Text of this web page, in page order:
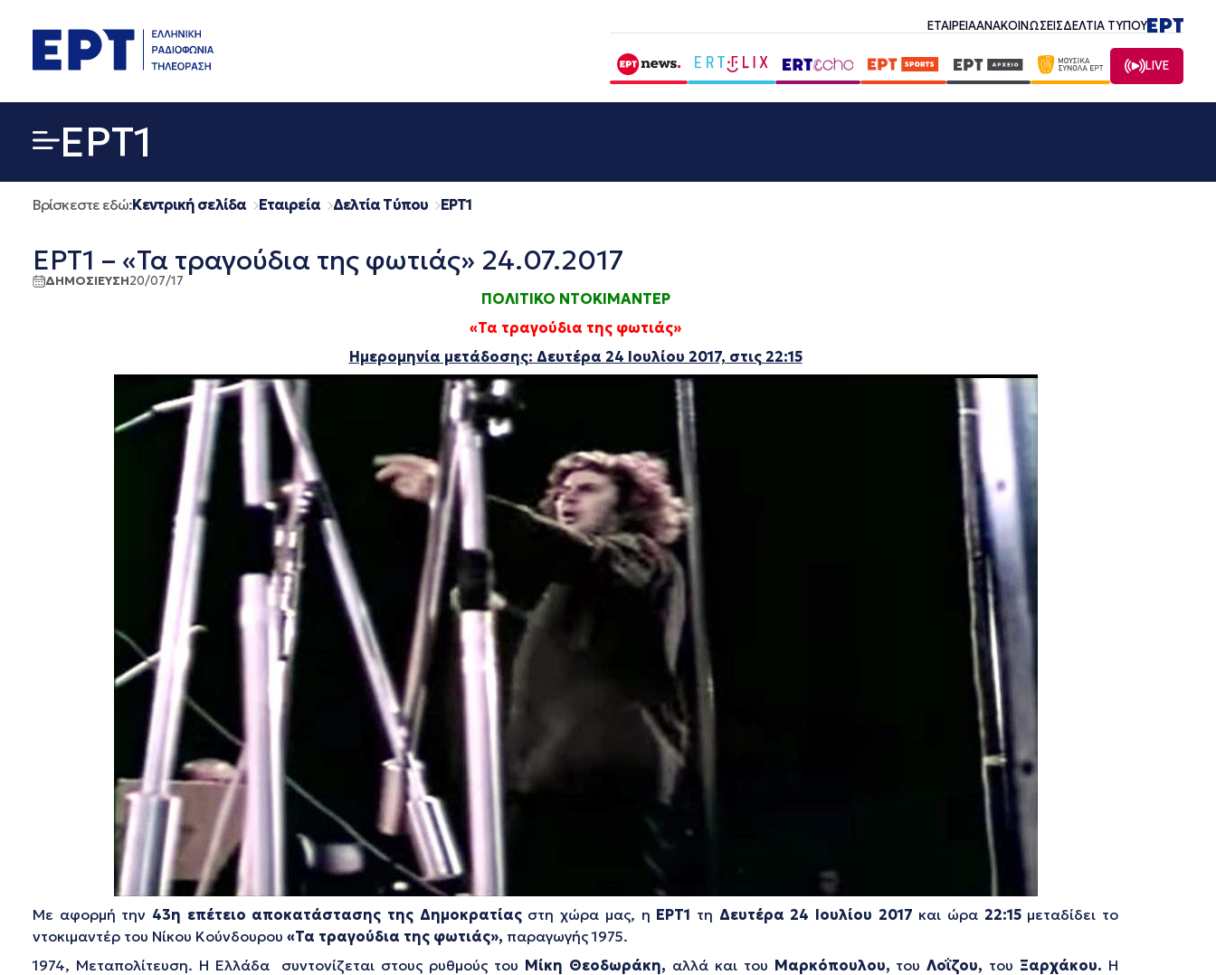
περιεχόμενο
ΕΤΑΙΡΕΙΑΑΝΑΚΟΙΝΩΣΕΙΣΔΕΛΤΙΑ ΤΥΠΟΥ
LIVE
EΡΤ1
Βρίσκεστε εδώ:Κεντρική σελίδα Εταιρεία Δελτία Τύπου EΡΤ1
ΕΡΤ1 – «Τα τραγούδια της φωτιάς» 24.07.2017
ΔΗΜΟΣΙΕΥΣΗ20/07/17
ΠΟΛΙΤΙΚΟ ΝΤΟΚΙΜΑΝΤΕΡ
«Τα τραγούδια της φωτιάς»
Ημερομηνία μετάδοσης: Δευτέρα 24 Ιουλίου 2017, στις 22:15
Με αφορμή την 43η επέτειο αποκατάστασης της Δημοκρατίαςστη χώρα μας, η ΕΡΤ1 τη Δευτέρα 24 Ιουλίου 2017 και ώρα 22:15μεταδίδει το
ντοκιμαντέρ του Νίκου Κούνδουρου «Τα τραγούδια της φωτιάς», παραγωγής 1975.
1974, Μεταπολίτευση. Η Ελλάδα συντονίζεται στους ρυθμούς του Μίκη Θεοδωράκη, αλλά και του Μαρκόπουλου, τουΛοΐζου, του Ξαρχάκου. Η